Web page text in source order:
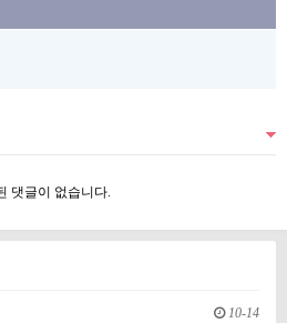
댓글이 없습니다.
10-14